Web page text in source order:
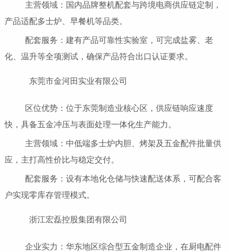
主营领域：国内品牌整机配套与跨境电商供应链定制，
产品适配多士炉、早餐机等品类。
配套服务：建有产品可靠性实验室，可完成盐雾、老
化、温升等全项测试，确保产品符合出口认证要求。
东莞市金河田实业有限公司
区位优势：位于东莞制造业核心区，供应链响应速度
快，具备五金冲压与表面处理一体化生产能力。
主营领域：中低端多士炉内胆、烤架及五金配件批量供
应，主打高性价比与稳定交付。
配套服务：设有本地化仓储与快速配送体系，可配合客
户实现零库存管理模式。
浙江宏磊控股集团有限公司
企业实力：华东地区综合型五金制造企业，在厨电配件